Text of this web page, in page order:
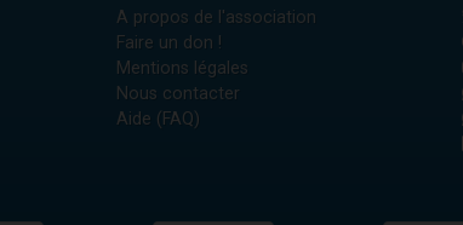
A propos de l'association
Faire un don !
Mentions légales
Nous contacter
Aide (FAQ)